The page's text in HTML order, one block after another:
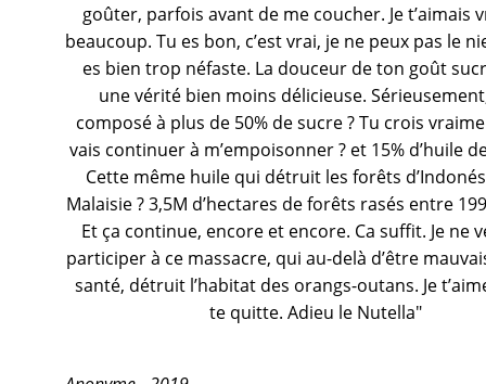
goûter, parfois avant de me coucher. Je t’aimais
beaucoup. Tu es bon, c’est vrai, je ne peux pas le
es bien trop néfaste. La douceur de ton goût
une vérité bien moins délicieuse.
composé à plus de 50% de sucre ? Tu crois
vais continuer à m’empoisonner ? et 15% d’huile
Cette même huile qui détruit les forêts
Malaisie ? 3,5M d’hectares de forêts rasés entre
Et ça continue, encore et encore. Ca suffit. Je ne
participer à ce massacre, qui au-delà d’être
santé, détruit l’habitat des orangs-outans. Je
te quitte. Adieu le Nutella"